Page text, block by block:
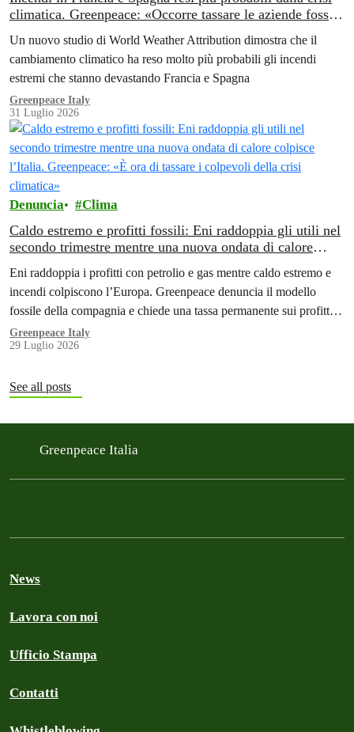
climatica. Greenpeace: «Occorre tassare le aziende fossili
Un nuovo studio di World Weather Attribution dimostra che il
cambiamento climatico ha reso molto più probabili gli incendi
estremi che stanno devastando Francia e Spagna
Greenpeace Italy
31 Luglio 2026
Denuncia Clima
Caldo estremo e profitti fossili: Eni raddoppia gli utili nel
secondo trimestre mentre una nuova ondata di calore
della crisi climatica»
Eni raddoppia i profitti con petrolio e gas mentre caldo estremo e
incendi colpiscono l’Europa. Greenpeace denuncia il modello
fossile della compagnia e chiede una tassa permanente sui profitti
delle aziende fossili
Greenpeace Italy
29 Luglio 2026
See all posts
Greenpeace Italia
News
Lavora con noi
Ufficio Stampa
Contatti